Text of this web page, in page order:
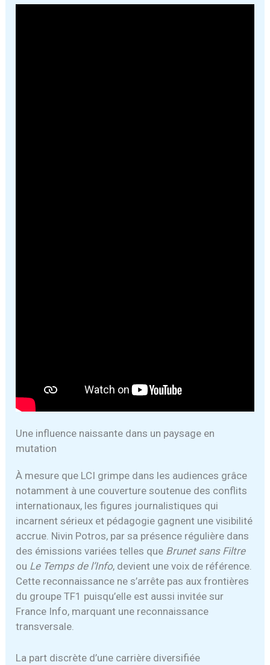
Une influence naissante dans un paysage en
mutation
À mesure que LCI grimpe dans les audiences grâce
notamment à une couverture soutenue des conflits
internationaux, les figures journalistiques qui
incarnent sérieux et pédagogie gagnent une visibilité
accrue. Nivin Potros, par sa présence régulière dans
des émissions variées telles que Brunet sans Filtre
ou Le Temps de l’Info, devient une voix de référence.
Cette reconnaissance ne s’arrête pas aux frontières
du groupe TF1 puisqu’elle est aussi invitée sur
France Info, marquant une reconnaissance
transversale.
La part discrète d’une carrière diversifiée